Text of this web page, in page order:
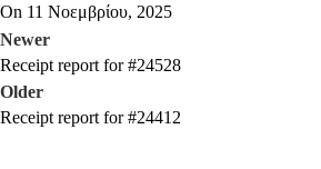
On 11 Νοεμβρίου, 2025
Newer
Receipt report for #24528
Older
Receipt report for #24412